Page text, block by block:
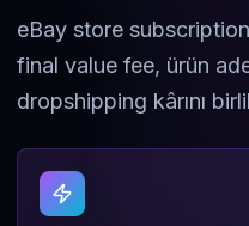
eBay store
final value fee, ürün
dropshipping kârını